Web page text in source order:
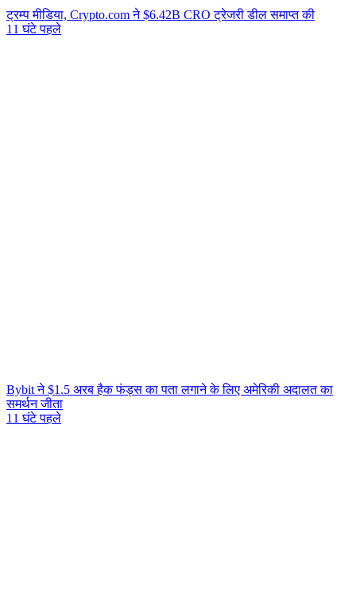
ट्रम्प मीडिया, Crypto.com ने $6.42B CRO ट्रेजरी डील समाप्त की
11 घंटे पहले
Bybit ने $1.5 अरब हैक फंड्स का पता लगाने के लिए अमेरिकी अदालत का
समर्थन जीता
11 घंटे पहले